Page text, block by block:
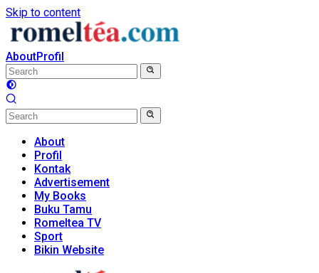
Skip to content
AboutProfil
About
Profil
Kontak
Advertisement
My Books
Buku Tamu
Romeltea TV
Sport
Bikin Website